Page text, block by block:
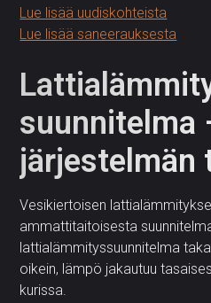
Lue lisää uudiskohteista
Lue lisää saneerauksesta
suunnitelma
järjestelmän
Vesikiertoisen
ammattitaitoisesta
lattialämmityssuunnitelma
oikein, lämpö jakautuu
kurissa.